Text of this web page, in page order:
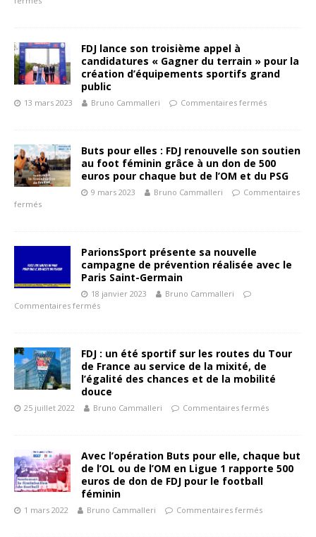
FDJ lance son troisième appel à
candidatures « Gagner du terrain » pour la
création d’équipements sportifs grand
public
13 mars 2023 Bruno Cammalleri Commentaires fermés
Buts pour elles : FDJ renouvelle son soutien
au foot féminin grâce à un don de 500
euros pour chaque but de l’OM et du PSG
9 mars 2023 Bruno Cammalleri
Commentaires
fermés
ParionsSport présente sa nouvelle
campagne de prévention réalisée avec le
Paris Saint-Germain
18 janvier 2023
Bruno Cammalleri
Commentaires fermés
FDJ : un été sportif sur les routes du Tour
de France au service de la mixité, de
l’égalité des chances et de la mobilité
douce
25 juillet 2022 Bruno Cammalleri Commentaires fermés
Avec l’opération Buts pour elle, chaque but
de l’OL ou de l’OM en Ligue 1 rapporte 500
euros de don de FDJ pour le football
féminin
1 mars 2022 Bruno Cammalleri Commentaires fermés